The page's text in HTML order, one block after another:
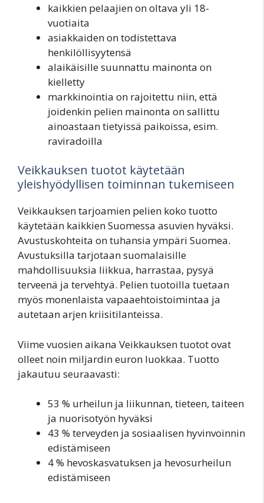
kaikkien pelaajien on oltava yli 18-
vuotiaita
asiakkaiden on todistettava
henkilöllisyytensä
alaikäisille suunnattu mainonta on
kielletty
markkinointia on rajoitettu niin, että
joidenkin pelien mainonta on sallittu
ainoastaan tietyissä paikoissa, esim.
raviradoilla
Veikkauksen tuotot käytetään
yleishyödyllisen toiminnan tukemiseen
Veikkauksen tarjoamien pelien koko tuotto
käytetään kaikkien Suomessa asuvien hyväksi.
Avustuskohteita on tuhansia ympäri Suomea.
Avustuksilla tarjotaan suomalaisille
mahdollisuuksia liikkua, harrastaa, pysyä
terveenä ja tervehtyä. Pelien tuotoilla tuetaan
myös monenlaista vapaaehtoistoimintaa ja
autetaan arjen kriisitilanteissa.
Viime vuosien aikana Veikkauksen tuotot ovat
olleet noin miljardin euron luokkaa. Tuotto
jakautuu seuraavasti:
53 % urheilun ja liikunnan, tieteen, taiteen
ja nuorisotyön hyväksi
43 % terveyden ja sosiaalisen hyvinvoinnin
edistämiseen
4 % hevoskasvatuksen ja hevosurheilun
edistämiseen